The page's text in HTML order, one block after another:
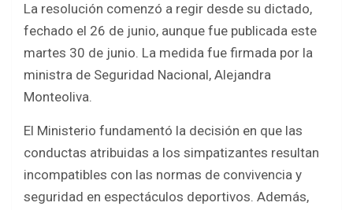
La resolución comenzó a regir desde su dictado,
fechado el 26 de junio, aunque fue publicada este
martes 30 de junio. La medida fue firmada por la
ministra de Seguridad Nacional, Alejandra
Monteoliva.
El Ministerio fundamentó la decisión en que las
conductas atribuidas a los simpatizantes resultan
incompatibles con las normas de convivencia y
seguridad en espectáculos deportivos. Además,